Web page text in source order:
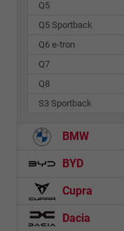
Q5
Q5 Sportback
Q6 e-tron
Q7
Q8
S3 Sportback
BMW
BYD
Cupra
Dacia